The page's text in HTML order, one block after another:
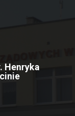
Henryka